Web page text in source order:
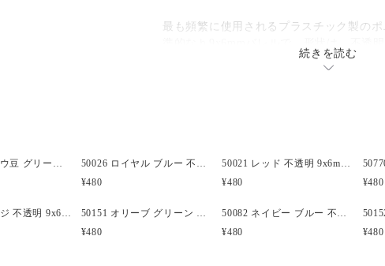
最も頻繁に使用されるプラスチック製の
閃光(sparkle)、ネオンブライト、透明、マ
ア、飛行機、トレイン、イルカ、ネコ、イ
上のエキサイティングで楽しい形状も選択
キャンディーレイバー(kandi raver)用のビ
続きを読む
50155 エンドウ豆 グリーン 不透明(Opaque) 9x6mm(標準) バレル ポニービーズ (100個)
50026 ロイヤル ブルー 不透明 9x6mm(標準) バレル ポニービーズ (100個)
¥480
50021 レッド 不透明 9x6mm(標準) バレル ポニービーズ (100個)
¥480
¥480
50025 オレンジ 不透明 9x6mm(標準) バレル ポニービーズ (100個)
50151 オリーブ グリーン 不透明 9x6mm(標準) バレル ポニービーズ (100個)
¥480
50082 ネイビー ブルー 不透明 9x6mm(標準) バレル ポニービーズ (100個)
¥480
¥480